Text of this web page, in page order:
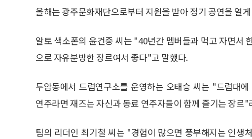
올해는 광주문화재단으로부터 지원을 받아 정기 공연을 열
알토 색소폰의 윤건중 씨는 "40년간 멤버들과 먹고 자면서
으로 자유분방한 장르여서 좋다"고 말했다.
두암동에서 드럼연구소를 운영하는 오태승 씨는 "드럼대
연주라면 재즈는 자신과 동료 연주자들이 함께 즐기는 장르"
팀의 리더인 최기철 씨는 "경험이 많으면 풍부해지는 인생